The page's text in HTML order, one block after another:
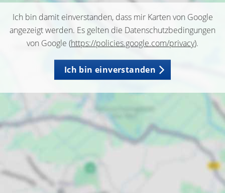
Ich bin damit einverstanden, dass mir Karten von Google
angezeigt werden. Es gelten die Datenschutzbedingungen
von Google (https://policies.google.com/privacy).
Ich bin einverstanden